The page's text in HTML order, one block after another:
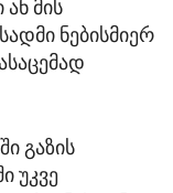
მის
ნებისმიერ
გაზის
უკვე